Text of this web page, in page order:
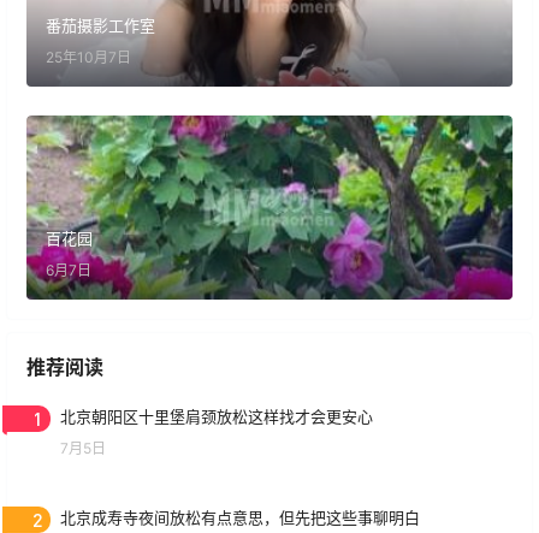
番茄摄影工作室
25年10月7日
百花园
6月7日
推荐阅读
1 北京朝阳区十里堡肩颈放松这样找才会更安心
7月5日
2 北京成寿寺夜间放松有点意思，但先把这些事聊明白